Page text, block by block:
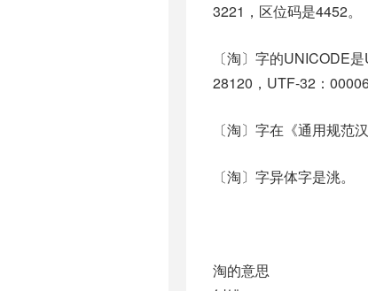
3221，区位码是4452。
〔淘〕字的UNICODE
28120，UTF-32：
〔淘〕字在《通用规范
〔淘〕字异体字是洮。
淘的意思